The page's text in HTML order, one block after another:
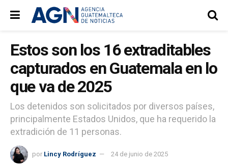
Estos son los 16 extraditables
capturados en Guatemala en lo
que va de 2025
Los detenidos son solicitados por diversos países,
principalmente Estados Unidos, que ha requerido la
extradición de 11 personas.
por Lincy Rodríguez 24 de junio de 2025